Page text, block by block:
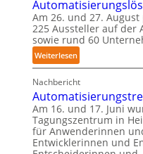
T
a
u
c
h
r
o
b
o
t
e
n
e
n
e
o
b
o
t
Am 26. und 27.
225 Aussteller auf der
sowie rund 60
Weiterlesen:
A
A
A
Z
ü
r
i
Nachbericht
Am 16. und 17. Juni
Tagungszentrum in
für Anwenderinnen
Entwicklerinnen und